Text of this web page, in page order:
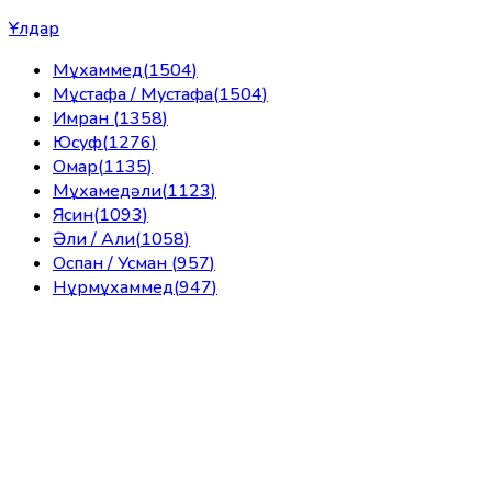
Ұлдар
Мұхаммед(1504)
Мұстафа / Мустафа(1504)
Имран (1358)
Юсуф(1276)
Омар(1135)
Мұхамедәли(1123)
Ясин(1093)
Әли / Али(1058)
Оспан / Усман (957)
Нұрмұхаммед(947)